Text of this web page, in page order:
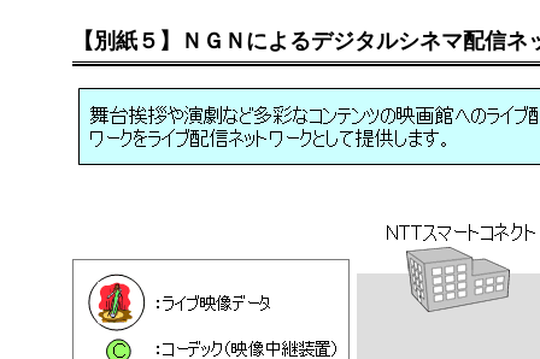
【別紙５】ＮＧＮによるデジタルシネマ配信